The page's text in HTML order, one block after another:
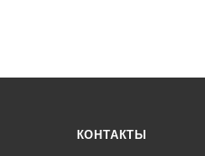
КОНТАКТЫ